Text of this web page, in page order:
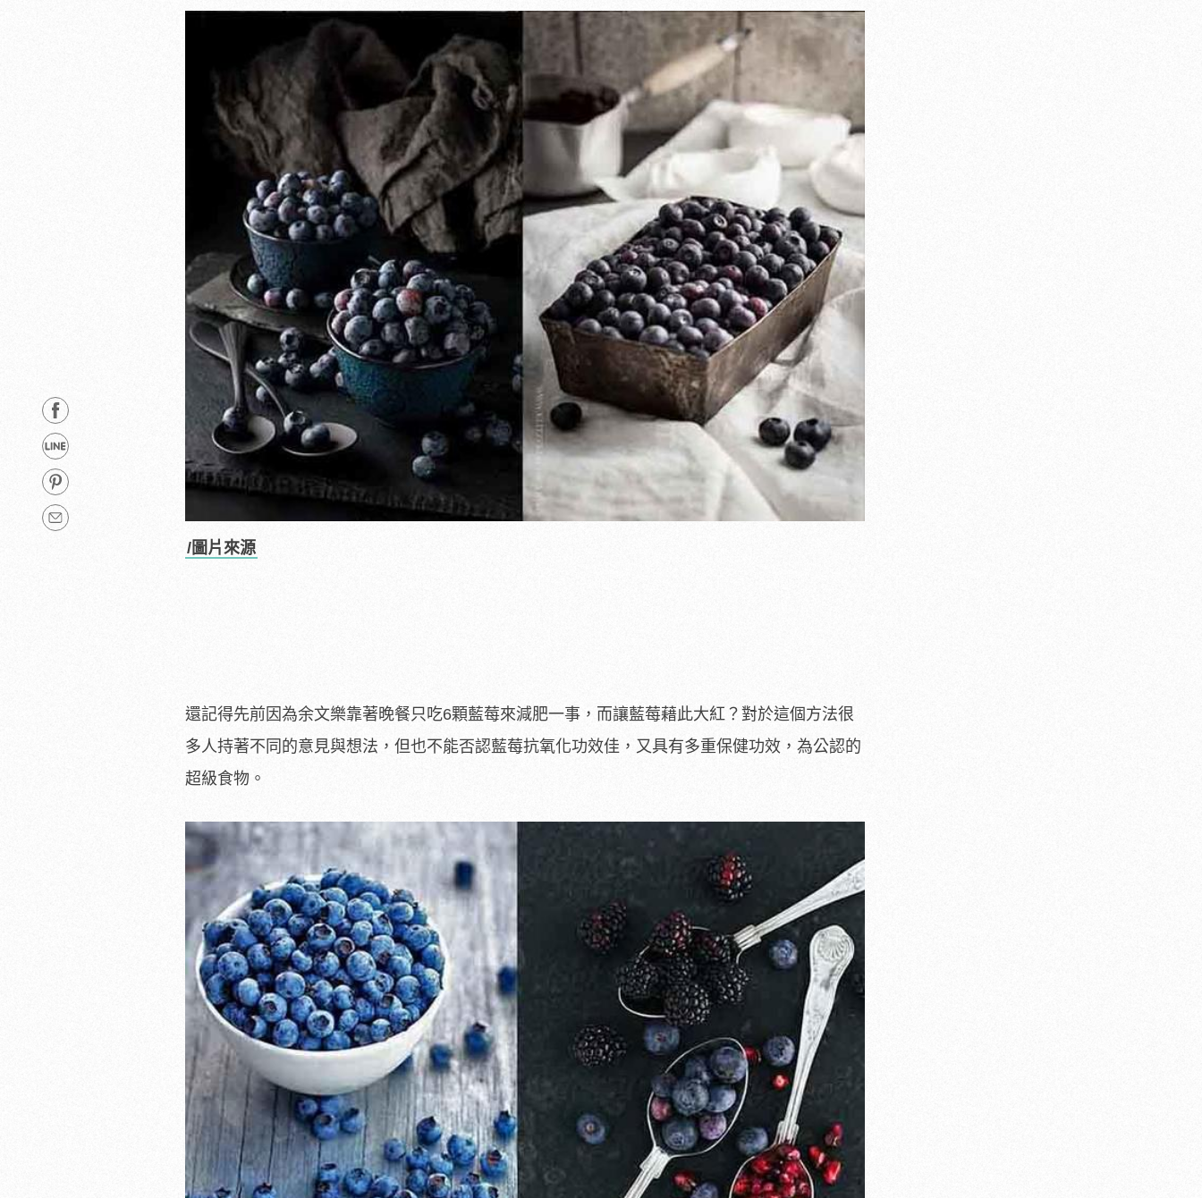
/圖片來源
還記得先前因為余文樂靠著晚餐只吃6顆藍莓來減肥一事，而讓藍莓藉此大紅？對於這個方法很
多人持著不同的意見與想法，但也不能否認藍莓抗氧化功效佳，又具有多重保健功效，為公認的
超級食物。